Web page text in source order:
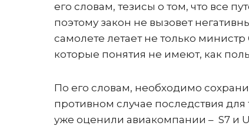
его словам, тезисы о том, что все
поэтому закон не вызовет
самолете летает не только
которые понятия не имеют, как
По его словам, необходимо
противном случае последствия
уже оценили авиакомпании – S7 и